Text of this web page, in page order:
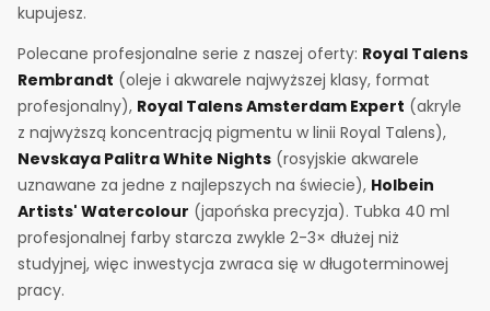
kupujesz.
Polecane profesjonalne serie z naszej oferty: Royal Talens
Rembrandt (oleje i akwarele najwyższej klasy, format
profesjonalny), Royal Talens Amsterdam Expert (akryle
z najwyższą koncentracją pigmentu w linii Royal Talens),
Nevskaya Palitra White Nights (rosyjskie akwarele
uznawane za jedne z najlepszych na świecie), Holbein
Artists' Watercolour (japońska precyzja). Tubka 40 ml
profesjonalnej farby starcza zwykle 2-3× dłużej niż
studyjnej, więc inwestycja zwraca się w długoterminowej
pracy.